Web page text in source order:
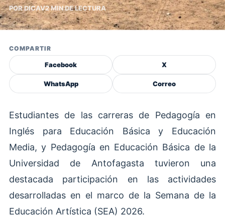
POR DICAV2 MIN DE LECTURA
COMPARTIR
Facebook X
WhatsApp Correo
Estudiantes de las carreras de Pedagogía en
Inglés para Educación Básica y Educación
Media, y Pedagogía en Educación Básica de la
Universidad de Antofagasta tuvieron una
destacada participación en las actividades
desarrolladas en el marco de la Semana de la
Educación Artística (SEA) 2026.